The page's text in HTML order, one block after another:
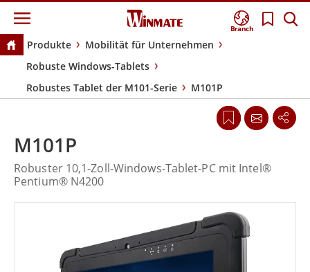
Branch
Produkte
Mobilität für Unternehmen
Robuste Windows-Tablets
Robustes Tablet der M101-Serie
M101P
M101P
Robuster 10,1-Zoll-Windows-Tablet-PC mit Intel®
Pentium® N4200